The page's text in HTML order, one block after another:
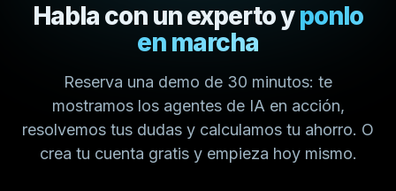
Habla con un experto yponlo
en marcha
Reserva una demo de 30 minutos: te
mostramos los agentes de IA en acción,
resolvemos tus dudas y calculamos tu ahorro. O
crea tu cuenta gratis y empieza hoy mismo.